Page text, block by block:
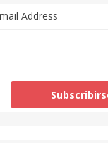
Address